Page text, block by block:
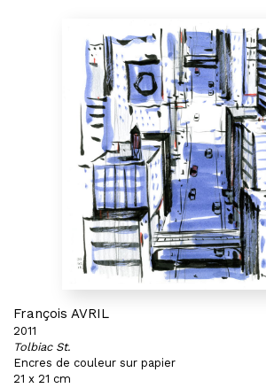
François AVRIL
2011
Tolbiac St.
Encres de couleur sur papier
21 x 21 cm